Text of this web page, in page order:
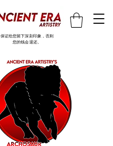
保证给您留下深刻印象，否则
您的钱会退还。